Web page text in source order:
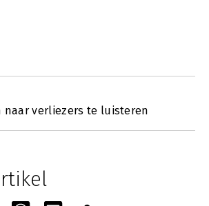
naar verliezers te luisteren